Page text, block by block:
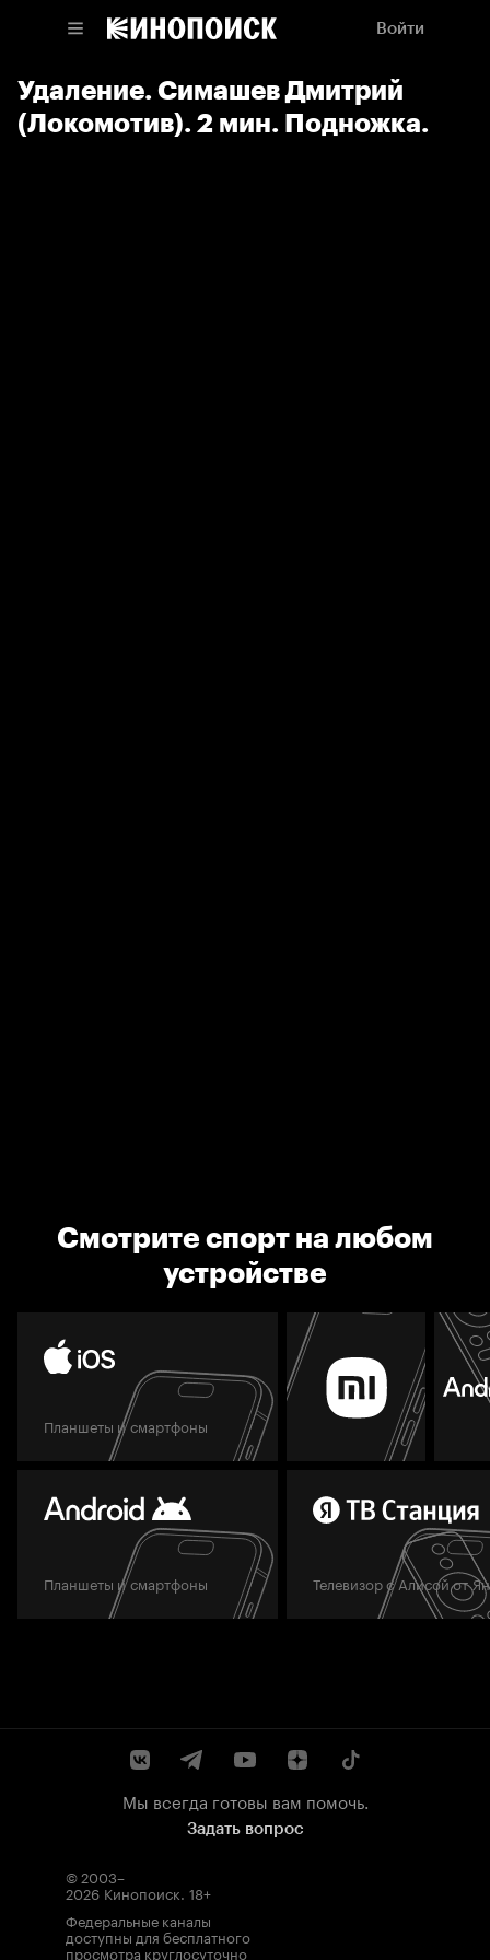
Войти
Удаление. Симашев Дмитрий
(Локомотив). 2 мин. Подножка.
Смотрите спорт на любом
устройстве
Планшеты и смартфоны
Планшеты и смартфоны Телевизор с Алисой от
Мы всегда готовы вам помочь.
Задать вопрос
© 2003–
2026 Кинопоиск. 18+
Федеральные каналы
доступны для бесплатного
просмотра круглосуточно